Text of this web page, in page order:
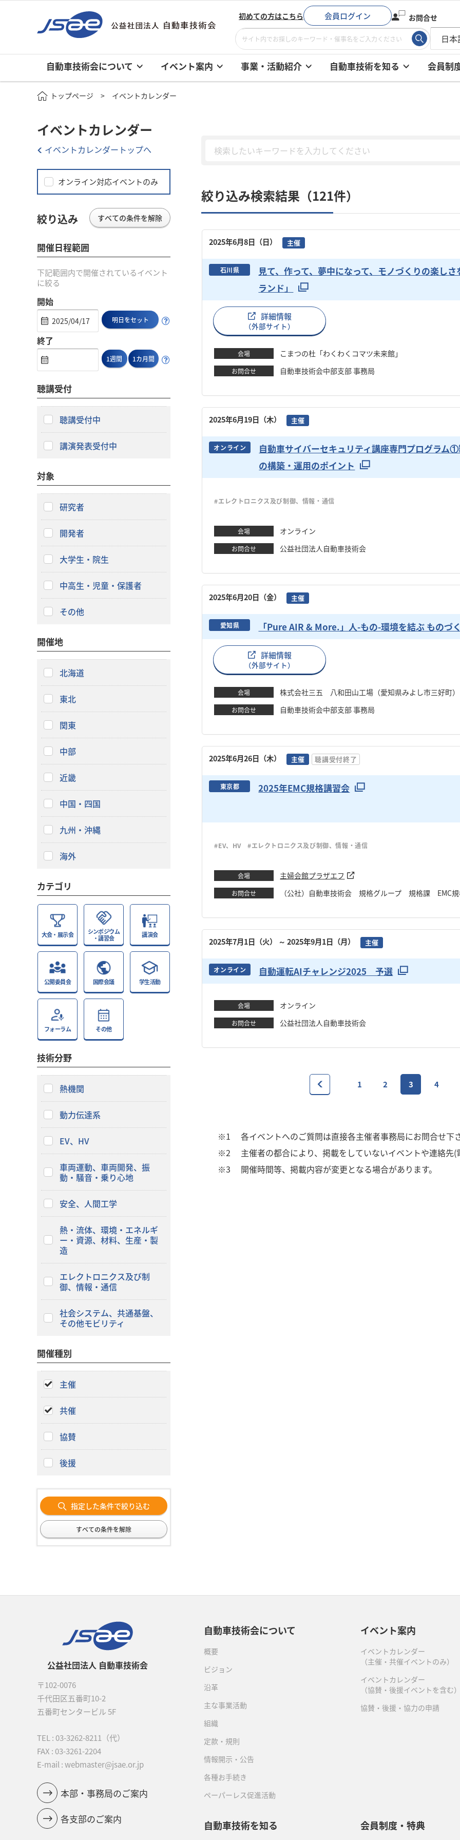
初めての方はこちら 会員ログイン お問合せ
自動車技術会について イベント案内 事業・活動紹介 自動車技術を知る 会員制
トップページ イベントカレンダー
絞り込み検索結果（121件）
2025年6月8日（日） 主催
石川県
見て、作って、夢中になって、モノづくりの楽し
ランド」
詳細情報
（外部サイト）
会場 こまつの杜「わくわくコマツ未来館」
お問合せ 自動車技術会中部支部 事務局
2025年6月19日（木） 主催
オンライン
自動車サイバーセキュリティ講座専門プログラム
の構築・運用のポイント
#エレクトロニクス及び制御、情報・通信
会場 オンライン
お問合せ 公益社団法人自動車技術会
2025年6月20日（金） 主催
愛知県 「Pure AIR & More.」人-もの-環境を結ぶ ものづ
詳細情報
（外部サイト）
会場 株式会社三五 八和田山工場（愛知県みよし市三好町）
お問合せ 自動車技術会中部支部 事務局
2025年6月26日（木） 主催 聴講受付終了
東京都 2025年EMC規格講習会
#EV、HV #エレクトロニクス及び制御、情報・通信
会場 主婦会館プラザエフ
お問合せ （公社）自動車技術会 規格グループ 規格課
2025年7月1日（火） ～ 2025年9月1日（月） 主催
オンライン 自動運転AIチャレンジ2025 予選
会場 オンライン
お問合せ 公益社団法人自動車技術会
1 2 3 4
※1
各イベントへのご質問は直接各主催者事務局にお問合せ下
※2
主催者の都合により、掲載をしていないイベントや連絡先(
※3
開催時間等、掲載内容が変更となる場合があります。
イベントカレンダー
イベントカレンダートップへ
オンライン対応イベントのみ
絞り込み すべての条件を解除
開催日程範囲
下記範囲内で開催されているイベント
に絞る
開始
明日をセット
終了
1週間 1カ月間
聴講受付
聴講受付中
講演発表受付中
対象
研究者
開発者
大学生・院生
中高生・児童・保護者
その他
開催地
北海道
東北
関東
中部
近畿
中国・四国
九州・沖縄
海外
カテゴリ
大会・展示会
シンポジウム
・講習会
講演会
公開委員会 国際会議 学生活動
フォーラム その他
技術分野
熱機関
動力伝達系
EV、HV
車両運動、車両開発、振
動・騒音・乗り心地
安全、人間工学
熱・流体、環境・エネルギ
ー・資源、材料、生産・製
造
エレクトロニクス及び制
御、情報・通信
社会システム、共通基盤、
その他モビリティ
開催種別
主催
共催
協賛
後援
指定した条件で絞り込む
すべての条件を解除
公益社団法人 自動車技術会
〒102-0076
千代田区五番町10-2
五番町センタービル 5F
TEL : 03-3262-8211
（代）
FAX : 03-3261-2204
E-mail : webmaster@jsae.or.jp
本部・事務局のご案内
各支部のご案内
自動車技術会について
概要
ビジョン
沿革
主な事業活動
組織
定款・規則
情報開示・公告
各種お手続き
ペーパーレス促進活動
イベント案内
イベントカレンダー
（主催・共催イベントのみ）
イベントカレンダー
（協賛・後援イベントを含む）
協賛・後援・協力の申請
自動車技術を知る 会員制度・特典